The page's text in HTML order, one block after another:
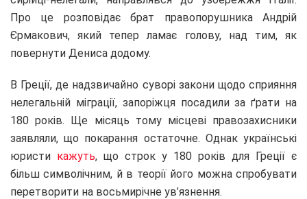
Про це розповідає брат правопорушника Андрій
Єрмакович, який тепер ламає голову, над тим, як
повернути Дениса додому.
В Греції, де надзвичайно суворі закони щодо сприяння
нелегальній міграції, запоріжця посадили за ґрати на
180 років. Ще місяць тому місцеві правозахисники
заявляли, що покарання остаточне. Однак українські
юристи кажуть, що строк у 180 років для Греції є
більш символічним, й в теорії його можна спробувати
перетворити на восьмирічне ув’язнення.